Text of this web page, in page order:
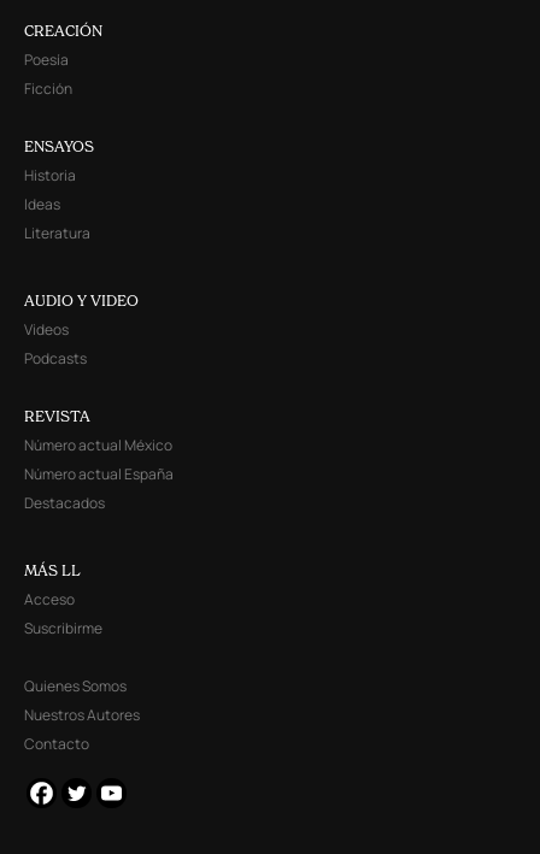
CREACIÓN
Poesía
Ficción
ENSAYOS
Historia
Ideas
Literatura
AUDIO Y VIDEO
Videos
Podcasts
REVISTA
Número actual México
Número actual España
Destacados
MÁS LL
Acceso
Suscribirme
Quienes Somos
Nuestros Autores
Contacto